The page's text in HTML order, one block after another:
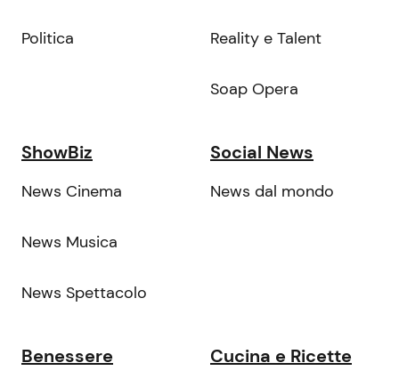
Politica Reality e Talent
Soap Opera
ShowBiz
News Cinema
News Musica
News Spettacolo
Social News
News dal mondo
Benessere Cucina e Ricette